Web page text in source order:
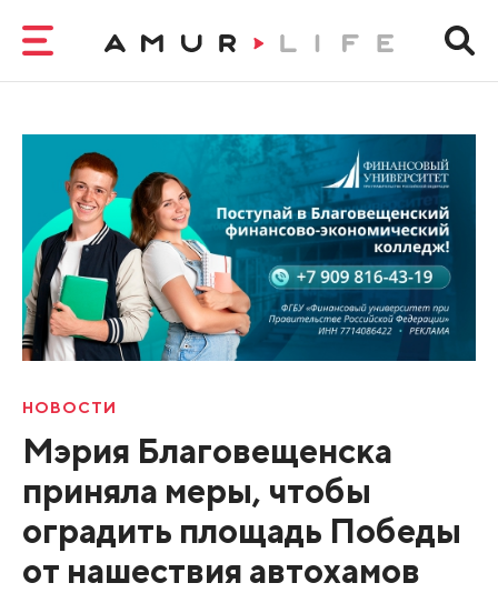
НОВОСТИ
Мэрия Благовещенска
приняла меры, чтобы
оградить площадь Победы
от нашествия автохамов